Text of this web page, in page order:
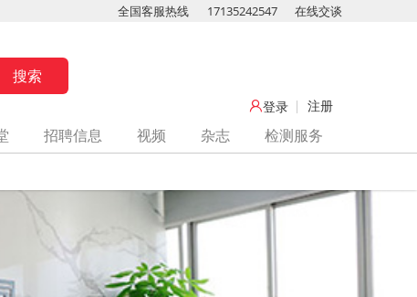
全国客服热线 17135242547 在线交谈
登录 注册
招聘信息 视频 杂志
检测服务